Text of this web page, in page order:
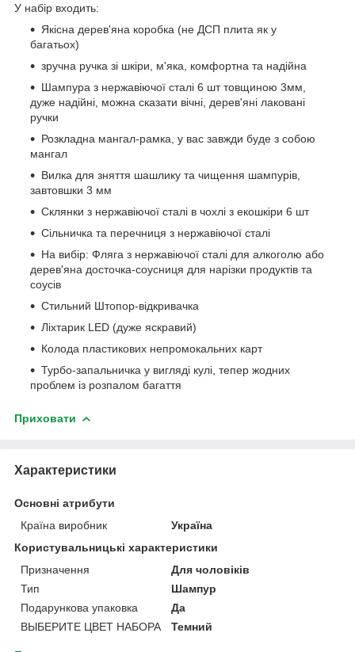
У набір входить:
Якісна дерев'яна коробка (не ДСП плита як у
багатьох)
зручна ручка зі шкіри, м'яка, комфортна та надійна
Шампура з нержавіючої сталі 6 шт товщиною 3мм,
дуже надійні, можна сказати вічні, дерев'яні лаковані
ручки
Розкладна мангал-рамка, у вас завжди буде з собою
мангал
Вилка для зняття шашлику та чищення шампурів,
завтовшки 3 мм
Склянки з нержавіючої сталі в чохлі з екошкіри 6 шт
Сільничка та перечниця з нержавіючої сталі
На вибір: Фляга з нержавіючої сталі для алкоголю або
дерев'яна досточка-соусниця для нарізки продуктів та
соусів
Стильний Штопор-відкривачка
Ліхтарик LED (дуже яскравий)
Колода пластикових непромокальних карт
Турбо-запальничка у вигляді кулі, тепер жодних
проблем із розпалом багаття
Приховати
Характеристики
Основні атрибути
Країна виробник
Україна
Користувальницькі характеристики
Призначення
Для чоловіків
Тип
Шампур
Подарункова упаковка
Да
ВЫБЕРИТЕ ЦВЕТ НАБОРА
Темний